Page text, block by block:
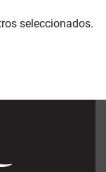
seleccionados.